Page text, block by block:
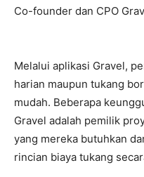
Co-founder dan CPO
Melalui aplikasi Gravel,
harian maupun tukang
mudah. Beberapa
Gravel adalah pemilik
yang mereka butuhkan
rincian biaya tukang